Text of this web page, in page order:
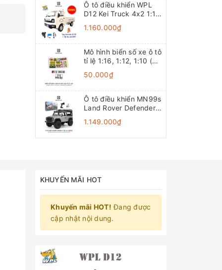
Ô tô điều khiển WPL
D12 Kei Truck 4x2 1:10
TEM CHỮ]
1.160.000₫
Mô hình biển số xe ô tô
tỉ lệ 1:16, 1:12, 1:10 (Đồ
50.000₫
Ô tô điều khiển MN99s
Land Rover Defender
BIỂN + STICKER]
1.149.000₫
KHUYẾN MÃI HOT
Khuyến mãi HOT! Đang được
cập nhật nội dung.